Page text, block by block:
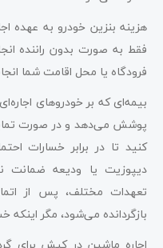
هزینه بنزین خودرو به عهده
فقط به صورت بدون راننده
فرودگاه یا محل اقامت شما
بیمه‌ای که بر خودروهای
پوشش می‌دهد و در صورت
کنید تا در برابر خسارات
دیپوزیت یا ودیعه
تعهدات مختلف، پس از
بازگردانده می‌شود، مگر اینکه